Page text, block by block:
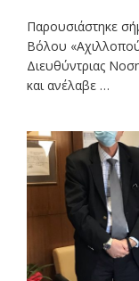
Παρουσιάστηκε
Βόλου
Διευθύντριας
και ανέλαβε …